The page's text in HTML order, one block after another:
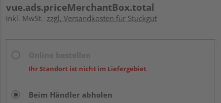
vue.ads.priceMerchantBox.total
inkl. MwSt. zzgl. Versandkosten für Stückgut
Ihr Standort ist nicht im Liefergebiet
Beim Händler abholen